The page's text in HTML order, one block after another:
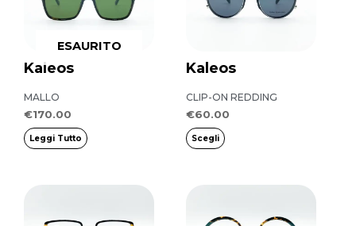
prodotto
Kaleos
ESAURITO
MALLO
€170.00
Leggi Tutto
Kaleos
CLIP-ON REDDING
€60.00
Scegli
Le
opzioni
possono
essere